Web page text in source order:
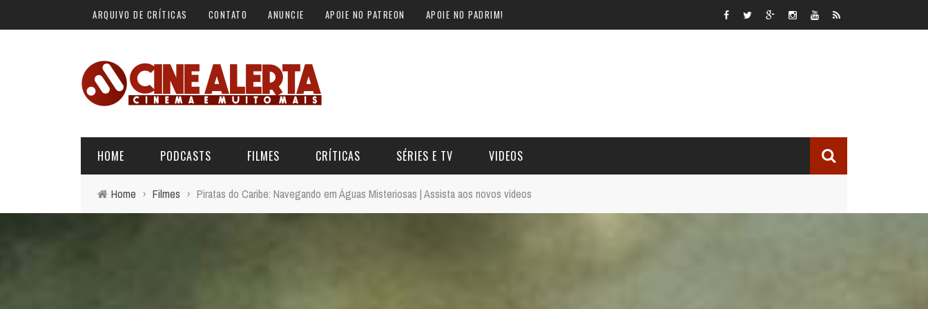
ARQUIVO DE CRÍTICAS CONTATO ANUNCIE APOIE NO PATREON APOIE NO PADRIM!
HOME PODCASTS FILMES CRÍTICAS SÉRIES E TV VIDEOS
Home › Filmes › Piratas do Caribe: Navegando em Águas Misteriosas | Assista aos novos vídeos